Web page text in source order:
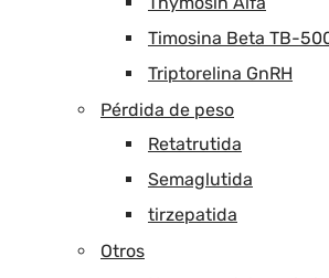
Timosina Beta TB-
Triptorelina GnRH
Pérdida de peso
Retatrutida
Semaglutida
tirzepatida
Otros